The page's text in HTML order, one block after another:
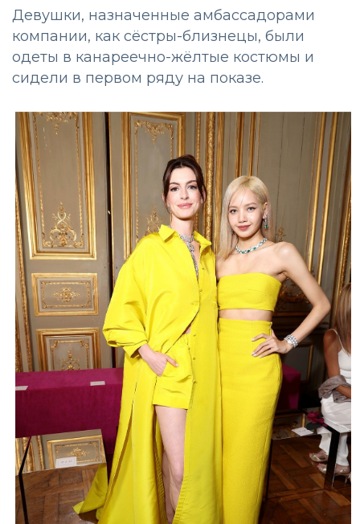
Девушки, назначенные амбассадорами
компании, как сёстры-близнецы, были
одеты в канареечно-жёлтые костюмы и
сидели в первом ряду на показе.